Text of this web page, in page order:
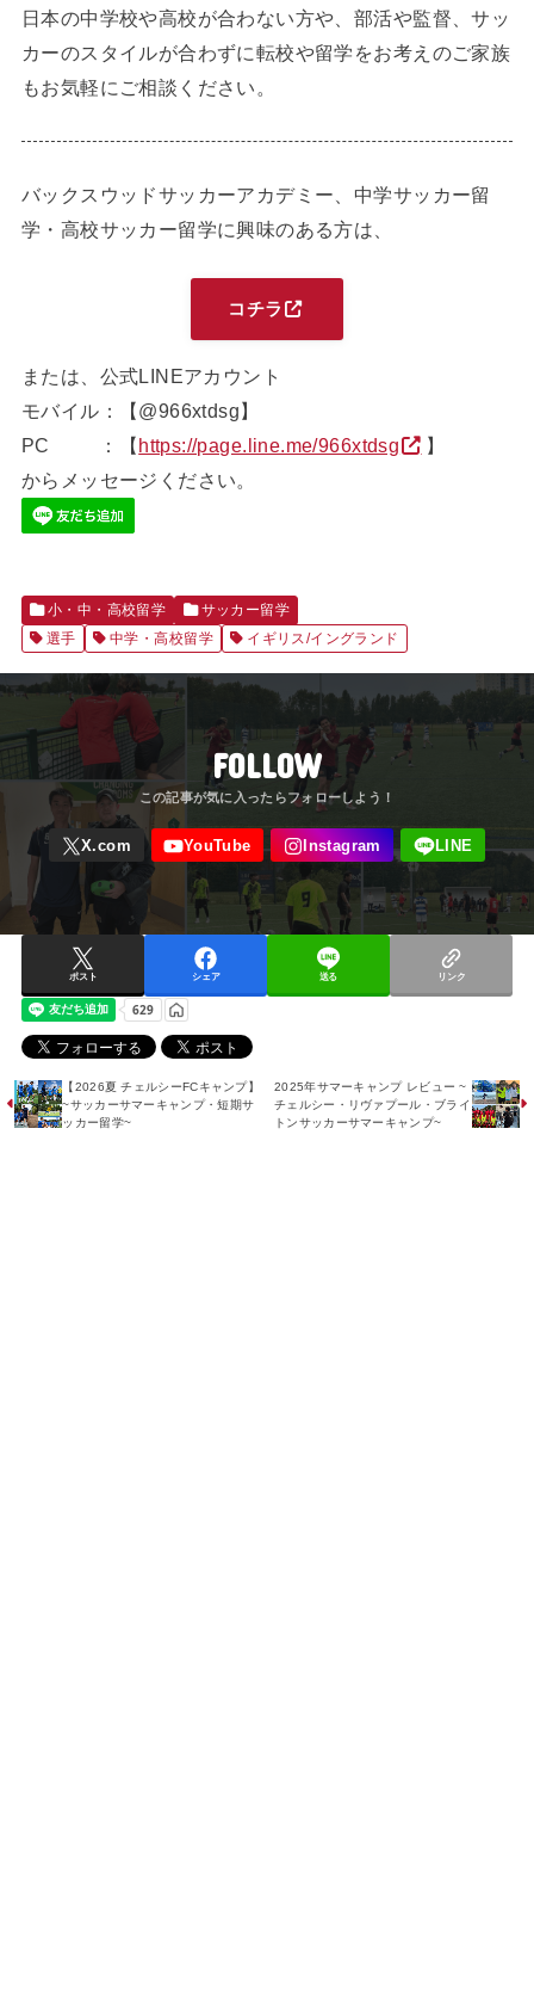
日本の中学校や高校が合わない方や、部活や監督、サッ
カーのスタイルが合わずに転校や留学をお考えのご家族
もお気軽にご相談ください。
バックスウッドサッカーアカデミー、中学サッカー留
学・高校サッカー留学に興味のある方は、
コチラ
または、公式LINEアカウント
モバイル：【@966xtdsg】
PC ：【 https://page.line.me/966xtdsg
】
からメッセージください。
小・中・高校留学
サッカー留学
選手
中学・高校留学 イギリス/イングランド
FOLLOW
ポスト シェア 送る リンク
【2026夏 チェルシーFCキャンプ】
~サッカーサマーキャンプ・短期サ
ッカー留学~
2025年サマーキャンプ レビュー ~
チェルシー・リヴァプール・ブライ
トンサッカーサマーキャンプ~